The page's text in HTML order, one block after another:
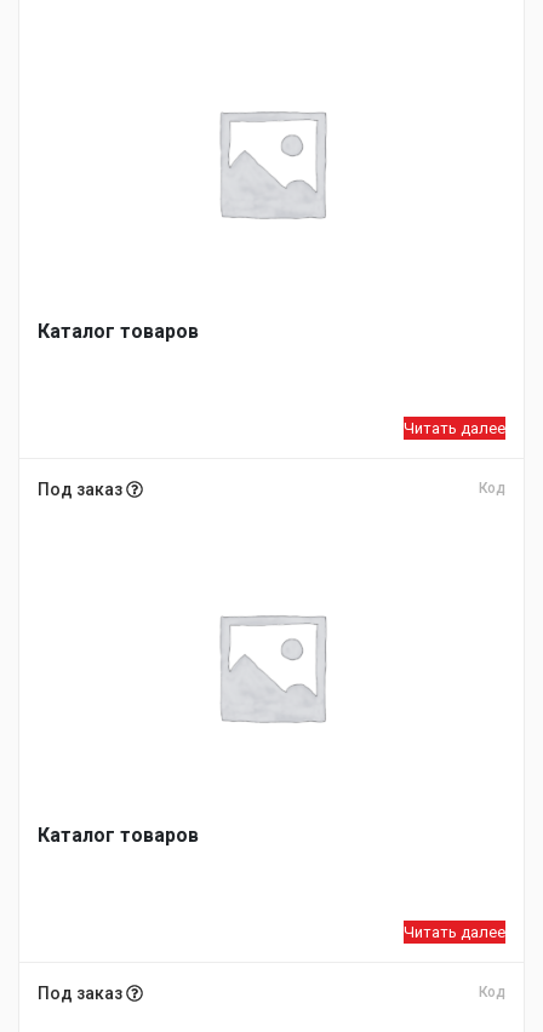
Каталог товаров
Читать далее
Под заказ Код
Каталог товаров
Читать далее
Под заказ Код